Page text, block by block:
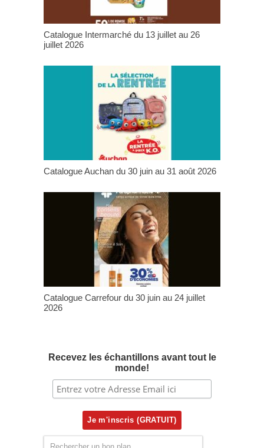
Catalogue Intermarché du 13 juillet au 26
juillet 2026
Catalogue Auchan du 30 juin au 31 août 2026
Catalogue Carrefour du 30 juin au 24 juillet
2026
Recevez les échantillons avant tout le
monde!